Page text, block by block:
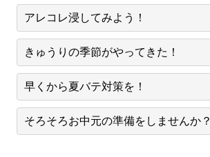
アレコレ浸してみよう！
きゅうりの季節がやってきた！
早くから夏バテ対策を！
そろそろお中元の準備をしませんか？